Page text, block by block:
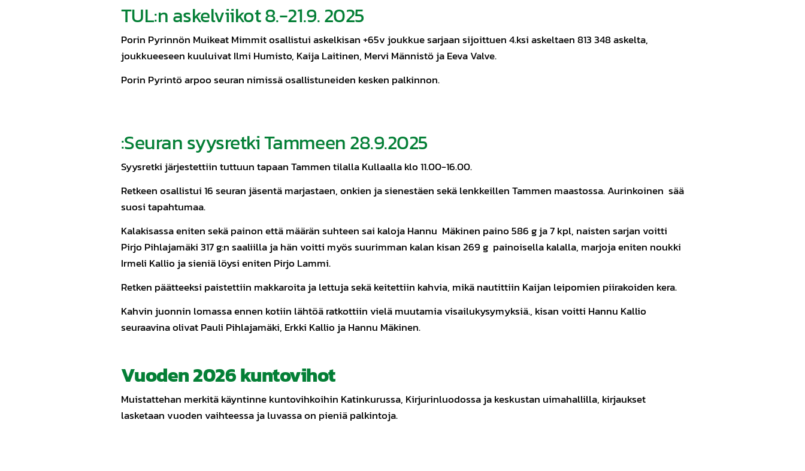
TUL:n askelviikot 8.-21.9. 2025
Porin Pyrinnön Muikeat Mimmit osallistui askelkisan +65v joukkue sarjaan sijoittuen 4.ksi askeltaen 813 348 askelta,
joukkueeseen kuuluivat Ilmi Humisto, Kaija Laitinen, Mervi Männistö ja Eeva Valve.
Porin Pyrintö arpoo seuran nimissä osallistuneiden kesken palkinnon.
:Seuran syysretki Tammeen 28.9.2025
Syysretki järjestettiin tuttuun tapaan Tammen tilalla Kullaalla klo 11.00-16.00.
Retkeen osallistui 16 seuran jäsentä marjastaen, onkien ja sienestäen sekä lenkkeillen Tammen maastossa. Aurinkoinen sää
suosi tapahtumaa.
Kalakisassa eniten sekä painon että määrän suhteen sai kaloja Hannu Mäkinen paino 586 g ja 7 kpl, naisten sarjan voitti
Pirjo Pihlajamäki 317 g:n saaliilla ja hän voitti myös suurimman kalan kisan 269 g painoisella kalalla, marjoja eniten noukki
Irmeli Kallio ja sieniä löysi eniten Pirjo Lammi.
Retken päätteeksi paistettiin makkaroita ja lettuja sekä keitettiin kahvia, mikä nautittiin Kaijan leipomien piirakoiden kera.
Kahvin juonnin lomassa ennen kotiin lähtöä ratkottiin vielä muutamia visailukysymyksiä., kisan voitti Hannu Kallio
seuraavina olivat Pauli Pihlajamäki, Erkki Kallio ja Hannu Mäkinen.
Vuoden 2026 kuntovihot
Muistattehan merkitä käyntinne kuntovihkoihin Katinkurussa, Kirjurinluodossa ja keskustan uimahallilla, kirjaukset
lasketaan vuoden vaihteessa ja luvassa on pieniä palkintoja.